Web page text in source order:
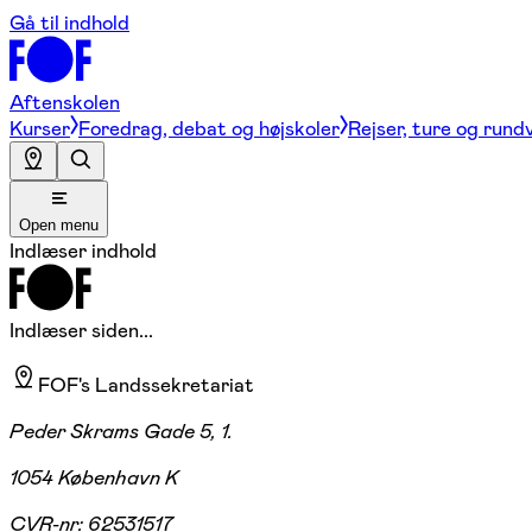
Gå til indhold
Aftenskolen
Kurser Foredrag, debat og højskoler Rejser, ture og
Open menu
Indlæser indhold
Indlæser siden...
FOF's Landssekretariat
Peder Skrams Gade 5, 1.
1054 København K
CVR-nr: 62531517